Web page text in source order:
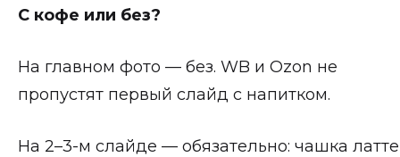
С кофе или без?
На главном фото — без. WB и Ozon не
пропустят первый слайд с напитком.
На 2–3-м слайде — обязательно: чашка латте